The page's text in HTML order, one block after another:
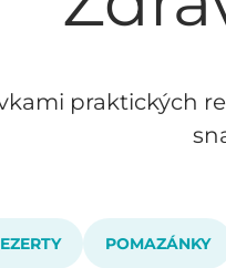
praktických
POMAZÁNKY